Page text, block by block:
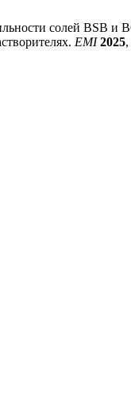
солей BSB
EMI 2025,